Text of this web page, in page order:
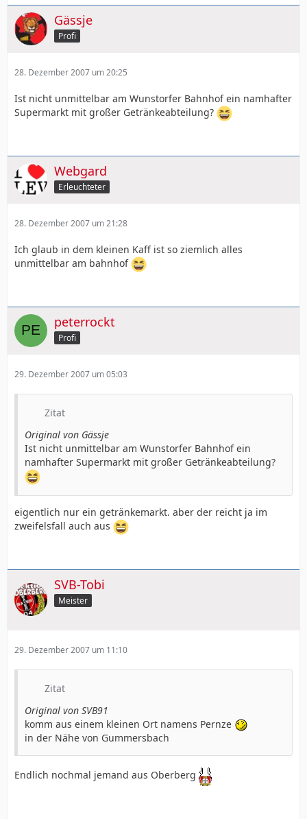
Gässje
Profi
28. Dezember 2007 um 20:25
Ist nicht unmittelbar am Wunstorfer Bahnhof ein namhafter
Supermarkt mit großer Getränkeabteilung?
Webgard
Erleuchteter
28. Dezember 2007 um 21:28
Ich glaub in dem kleinen Kaff ist so ziemlich alles
unmittelbar am bahnhof
peterrockt
Profi
29. Dezember 2007 um 05:03
Zitat
Original von Gässje
Ist nicht unmittelbar am Wunstorfer Bahnhof ein
namhafter Supermarkt mit großer Getränkeabteilung?
eigentlich nur ein getränkemarkt. aber der reicht ja im
zweifelsfall auch aus
SVB-Tobi
Meister
29. Dezember 2007 um 11:10
Zitat
Original von SVB91
komm aus einem kleinen Ort namens Pernze
in der Nähe von Gummersbach
Endlich nochmal jemand aus Oberberg